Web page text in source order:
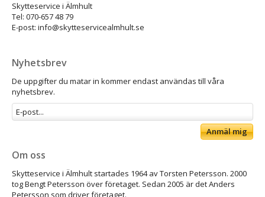
Skytteservice i Älmhult
Tel: 070-657 48 79
E-post: info@skytteservicealmhult.se
Nyhetsbrev
De uppgifter du matar in kommer endast användas till våra
nyhetsbrev.
Anmäl mig
Om oss
Skytteservice i Älmhult startades 1964 av Torsten Petersson. 2000
tog Bengt Petersson över företaget. Sedan 2005 är det Anders
Petersson som driver företaget.